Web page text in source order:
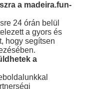
a madeira.fun-
24 órán belül
a gyors és
hogy segítsen
a